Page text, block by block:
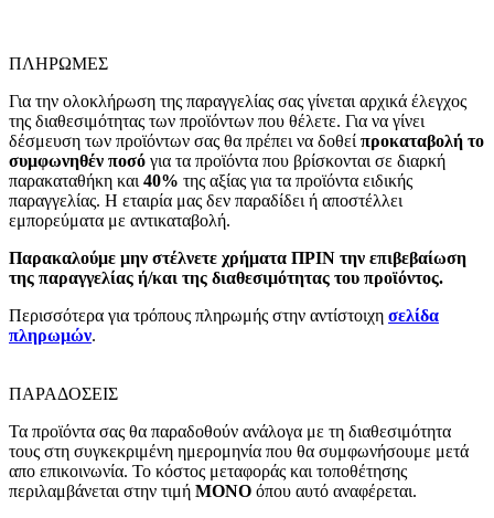
ΠΛΗΡΩΜΕΣ
Για την ολοκλήρωση της παραγγελίας σας γίνεται αρχικά έλεγχος
της διαθεσιμότητας των προϊόντων που θέλετε. Για να γίνει
δέσμευση των προϊόντων σας θα πρέπει να δοθείπροκαταβολή το
συμφωνηθέν ποσό για τα προϊόντα που βρίσκονται σε διαρκή
παρακαταθήκη και40% της αξίας για τα προϊόντα ειδικής
παραγγελίας. Η εταιρία μας δεν παραδίδει ή αποστέλλει
εμπορεύματα με αντικαταβολή.
Παρακαλούμε μην στέλνετε χρήματα ΠΡΙΝ την επιβεβαίωση
της παραγγελίας ή/και της διαθεσιμότητας του προϊόντος.
Περισσότερα για τρόπους πληρωμής στην αντίστοιχη σελίδα
πληρωμών.
ΠΑΡΑΔΟΣΕΙΣ
Τα προϊόντα σας θα παραδοθούν ανάλογα με τη διαθεσιμότητα
τους στη συγκεκριμένη ημερομηνία που θα συμφωνήσουμε μετά
απο επικοινωνία. Το κόστος μεταφοράς και τοποθέτησης
περιλαμβάνεται στην τιμή MONO όπου αυτό αναφέρεται.